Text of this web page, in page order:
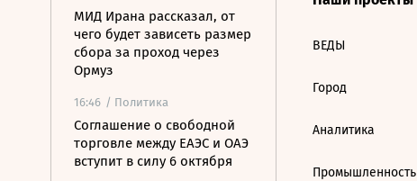
МИД Ирана рассказал, от
чего будет зависеть размер
сбора за проход через
Ормуз
16:46 / Политика
Соглашение о свободной
торговле между ЕАЭС и ОАЭ
вступит в силу 6 октября
ВЕДЫ
Город
Аналитика
Промышленность